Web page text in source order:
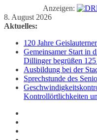
Anzeigen:
Zum
Inhalt
8. August 2026
Aktuelles:
120 Jahre
Gemeinsamer Start in
Dillinger begrüßen
Ausbildung bei der
Sprechstunde des
Kontrollörtlichkeiten